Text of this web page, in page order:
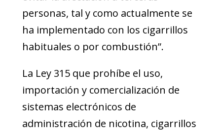
personas, tal y como actualmente se
ha implementado con los cigarrillos
habituales o por combustión”.
La Ley 315 que prohíbe el uso,
importación y comercialización de
sistemas electrónicos de
administración de nicotina, cigarrillos